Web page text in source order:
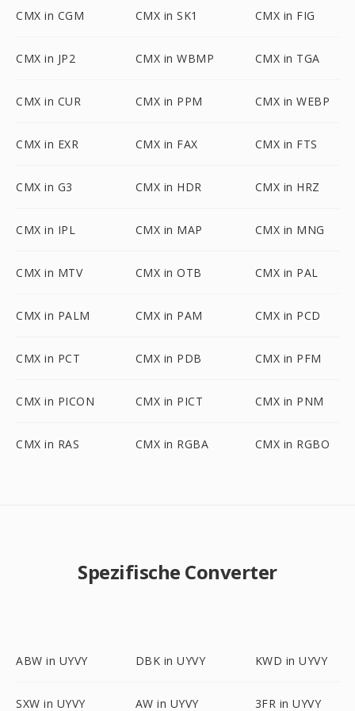
CMX in CGM CMX in SK1 CMX in FIG
CMX in JP2 CMX in WBMP CMX in TGA
CMX in CUR CMX in PPM CMX in WEBP
CMX in EXR CMX in FAX CMX in FTS
CMX in G3 CMX in HDR CMX in HRZ
CMX in IPL CMX in MAP CMX in MNG
CMX in MTV CMX in OTB CMX in PAL
CMX in PALM CMX in PAM CMX in PCD
CMX in PCT CMX in PDB CMX in PFM
CMX in PICON CMX in PICT CMX in PNM
CMX in RAS CMX in RGBA CMX in RGBO
Spezifische Converter
ABW in UYVY DBK in UYVY KWD in UYVY
SXW in UYVY AW in UYVY 3FR in UYVY